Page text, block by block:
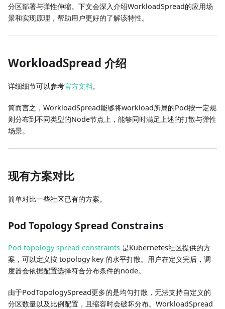
分区部署与弹性伸缩。下文会深入介绍WorkloadSpread的应用场
景和实现原理，帮助用户更好的了解该特性。
WorkloadSpread 介绍
详细细节可以参考官方文档。
简而言之，WorkloadSpread能够将workload所属的Pod按一定规
则分布到不同类型的Node节点上，能够同时满足上述的打散与弹性
场景。
现有方案对比
简单对比一些社区已有的方案。
Pod Topology Spread Constrains
Pod topology spread constraints 是Kubernetes社区提供的方
案，可以定义按 topology key 的水平打散。用户在定义完后，调
度器会依据配置选择符合分布条件的node。
由于PodTopologySpread更多的是均匀打散，无法支持自定义的
分区数量以及比例配置，且缩容时会破坏分布。WorkloadSpread